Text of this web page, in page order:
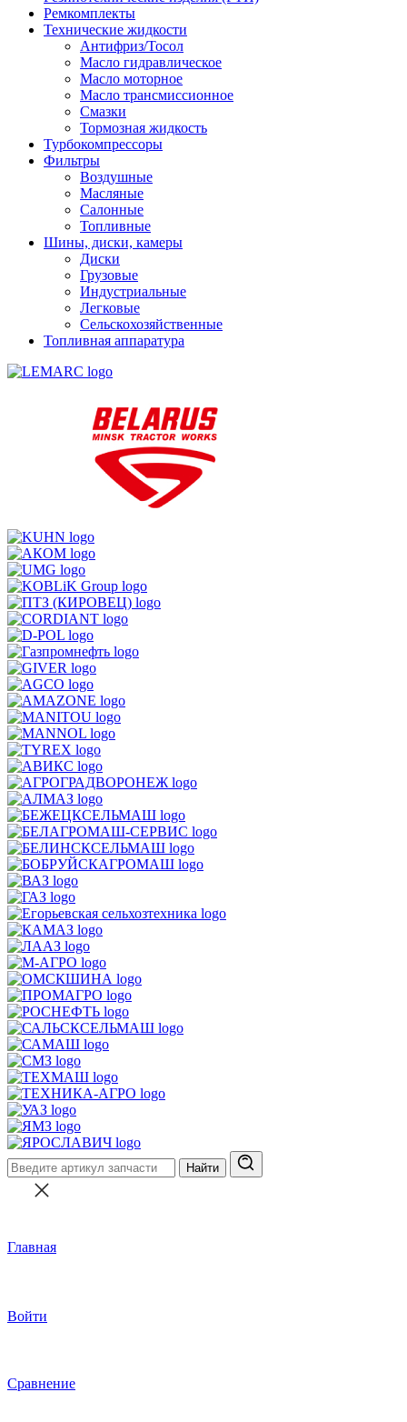
Ремкомплекты
Технические жидкости
Антифриз/Тосол
Масло гидравлическое
Масло моторное
Масло трансмиссионное
Смазки
Тормозная жидкость
Турбокомпрессоры
Фильтры
Воздушные
Масляные
Салонные
Топливные
Шины, диски, камеры
Диски
Грузовые
Индустриальные
Легковые
Сельскохозяйственные
Топливная аппаратура
Найти
Главная
Войти
Сравнение